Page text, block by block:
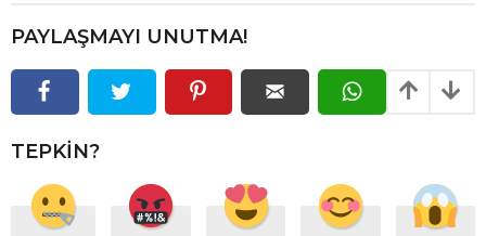
PAYLAŞMAYI UNUTMA!
TEPKIN?